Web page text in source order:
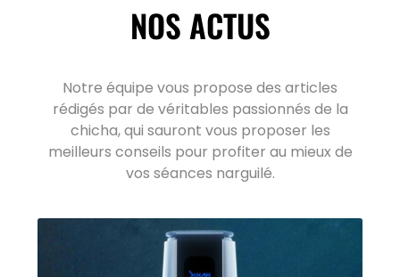
NOS ACTUS
Notre équipe vous propose des articles
rédigés par de véritables passionnés de la
chicha, qui sauront vous proposer les
meilleurs conseils pour profiter au mieux de
vos séances narguilé.